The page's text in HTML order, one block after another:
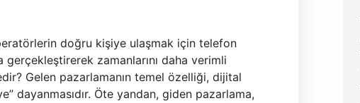
doğru kişiye ulaşmak için telefon
zamanlarını daha verimli
Gelen pazarlamanın temel özelliği, dijital
dayanmasıdır. Öte yandan, giden pazarlama,